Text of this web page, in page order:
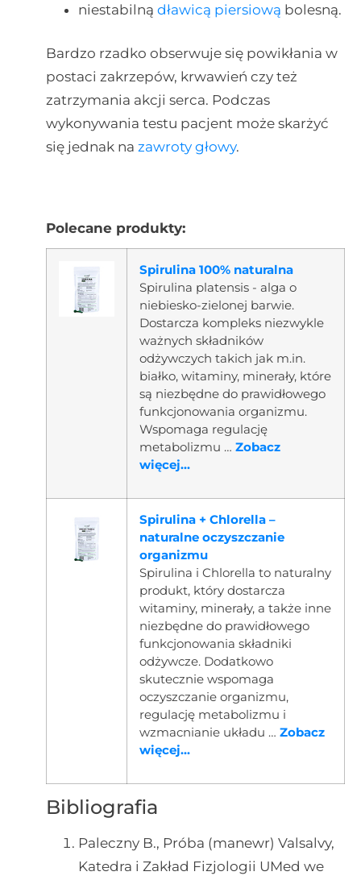
niestabilną dławicą piersiową bolesną.
Bardzo rzadko obserwuje się powikłania w
postaci zakrzepów, krwawień czy też
zatrzymania akcji serca. Podczas
wykonywania testu pacjent może skarżyć
się jednak na zawroty głowy.
Polecane produkty:
Spirulina 100% naturalna
Spirulina platensis - alga o
niebiesko-zielonej barwie.
Dostarcza kompleks niezwykle
ważnych składników
odżywczych takich jak m.in.
białko, witaminy, minerały, które
są niezbędne do prawidłowego
funkcjonowania organizmu.
Wspomaga regulację
metabolizmu … Zobacz
więcej...
Spirulina + Chlorella –
naturalne oczyszczanie
organizmu
Spirulina i Chlorella to naturalny
produkt, który dostarcza
witaminy, minerały, a także inne
niezbędne do prawidłowego
funkcjonowania składniki
odżywcze. Dodatkowo
skutecznie wspomaga
oczyszczanie organizmu,
regulację metabolizmu i
wzmacnianie układu … Zobacz
więcej...
Bibliografia
Paleczny B., Próba (manewr) Valsalvy,
Katedra i Zakład Fizjologii UMed we